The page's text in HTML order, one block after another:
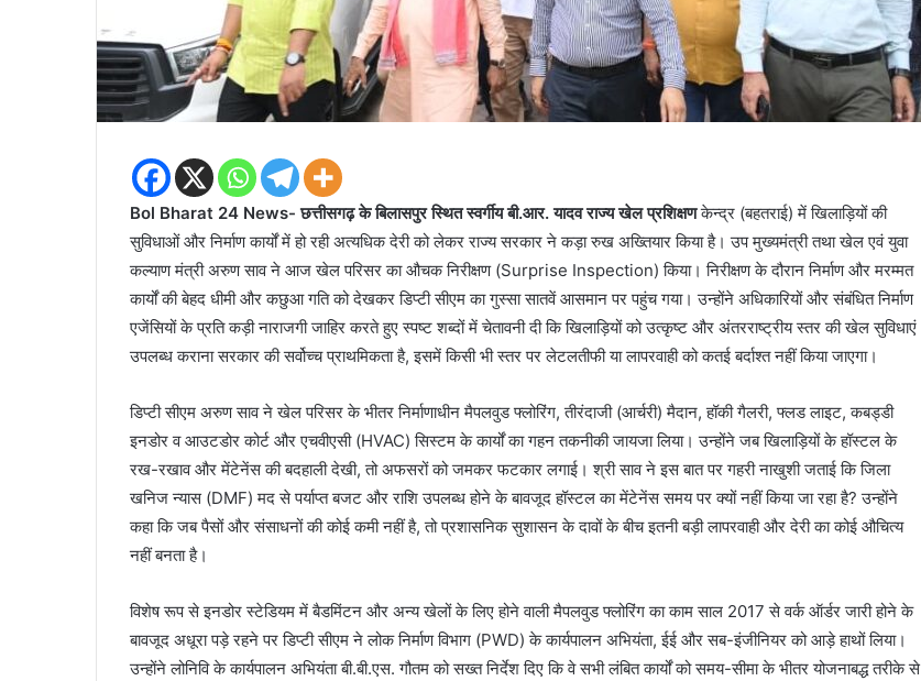
Bol Bharat 24 News- छत्तीसगढ़ के बिलासपुर स्थित स्वर्गीय बी.आर. यादव राज्य खेल प्रशिक्षणकेन्द्र (बहतराई) में खिलाड़ियों की
सुविधाओं और निर्माण कार्यों में हो रही अत्यधिक देरी को लेकर राज्य सरकार ने कड़ा रुख अख्तियार किया है। उप मुख्यमंत्री तथा खेल एवं युवा
कल्याण मंत्री अरुण साव ने आज खेल परिसर का औचक निरीक्षण (Surprise Inspection) किया। निरीक्षण के दौरान निर्माण और मरम्मत
कार्यों की बेहद धीमी और कछुआ गति को देखकर डिप्टी सीएम का गुस्सा सातवें आसमान पर पहुंच गया। उन्होंने अधिकारियों और संबंधित निर्माण
एजेंसियों के प्रति कड़ी नाराजगी जाहिर करते हुए स्पष्ट शब्दों में चेतावनी दी कि खिलाड़ियों को उत्कृष्ट और अंतरराष्ट्रीय स्तर की खेल सुविधाएं
उपलब्ध कराना सरकार की सर्वोच्च प्राथमिकता है, इसमें किसी भी स्तर पर लेटलतीफी या लापरवाही को कतई बर्दाश्त नहीं किया जाएगा।
डिप्टी सीएम अरुण साव ने खेल परिसर के भीतर निर्माणाधीन मैपलवुड फ्लोरिंग, तीरंदाजी (आर्चरी) मैदान, हॉकी गैलरी, फ्लड लाइट, कबड्डी
इनडोर व आउटडोर कोर्ट और एचवीएसी (HVAC) सिस्टम के कार्यों का गहन तकनीकी जायजा लिया। उन्होंने जब खिलाड़ियों के हॉस्टल के
रख-रखाव और मेंटेनेंस की बदहाली देखी, तो अफसरों को जमकर फटकार लगाई। श्री साव ने इस बात पर गहरी नाखुशी जताई कि जिला
खनिज न्यास (DMF) मद से पर्याप्त बजट और राशि उपलब्ध होने के बावजूद हॉस्टल का मेंटेनेंस समय पर क्यों नहीं किया जा रहा है? उन्होंने
कहा कि जब पैसों और संसाधनों की कोई कमी नहीं है, तो प्रशासनिक सुशासन के दावों के बीच इतनी बड़ी लापरवाही और देरी का कोई औचित्य
नहीं बनता है।
विशेष रूप से इनडोर स्टेडियम में बैडमिंटन और अन्य खेलों के लिए होने वाली मैपलवुड फ्लोरिंग का काम साल 2017 से वर्क ऑर्डर जारी होने के
बावजूद अधूरा पड़े रहने पर डिप्टी सीएम ने लोक निर्माण विभाग (PWD) के कार्यपालन अभियंता, ईई और सब-इंजीनियर को आड़े हाथों लिया।
उन्होंने लोनिवि के कार्यपालन अभियंता बी.बी.एस. गौतम को सख्त निर्देश दिए कि वे सभी लंबित कार्यों को समय-सीमा के भीतर योजनाबद्ध तरीके से